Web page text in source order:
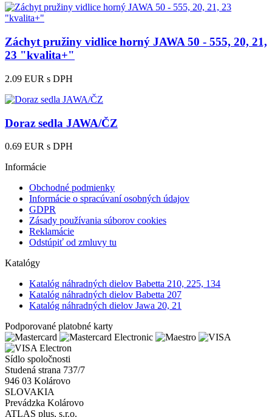
Záchyt pružiny vidlice horný JAWA 50 - 555, 20, 21,
23 "kvalita+"
2.09 EUR s DPH
Doraz sedla JAWA/ČZ
0.69 EUR s DPH
Informácie
Obchodné podmienky
Informácie o spracúvaní osobných údajov
GDPR
Zásady používania súborov cookies
Reklamácie
Odstúpiť od zmluvy tu
Katalógy
Katalóg náhradných dielov Babetta 210, 225, 134
Katalóg náhradných dielov Babetta 207
Katalóg náhradných dielov Jawa 20, 21
Podporované platobné karty
Sídlo spoločnosti
Studená strana 737/7
946 03 Kolárovo
SLOVAKIA
Prevádzka Kolárovo
ATLAS plus, s.r.o.